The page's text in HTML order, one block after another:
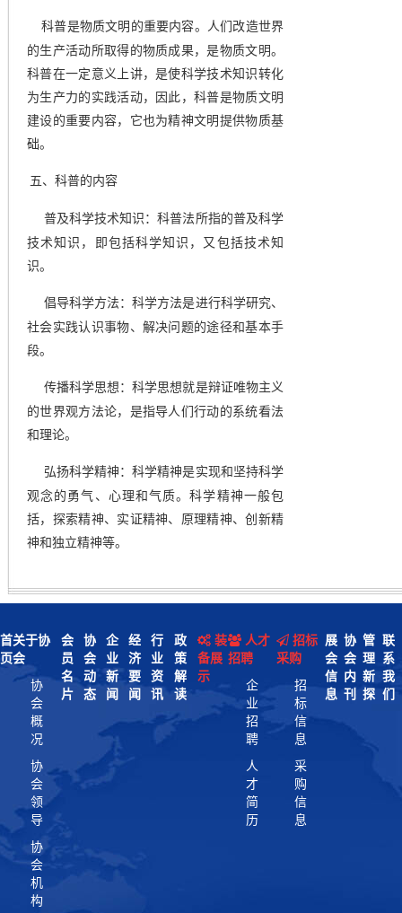
科普是物质文明的重要内容。人们改造世界
的生产活动所取得的物质成果，是物质文明。
科普在一定意义上讲，是使科学技术知识转化
为生产力的实践活动，因此，科普是物质文明
建设的重要内容，它也为精神文明提供物质基
础。
五、科普的内容
普及科学技术知识：科普法所指的普及科学
技术知识，即包括科学知识，又包括技术知
识。
倡导科学方法：科学方法是进行科学研究、
社会实践认识事物、解决问题的途径和基本手
段。
传播科学思想：科学思想就是辩证唯物主义
的世界观方法论，是指导人们行动的系统看法
和理论。
弘扬科学精神：科学精神是实现和坚持科学
观念的勇气、心理和气质。科学精神一般包
括，探索精神、实证精神、原理精神、创新精
神和独立精神等。
首
页
关于协
会
协
会
概
况
协
会
领
导
协
会
机
构
会
员
名
片
协
会
动
态
企
业
新
闻
经
济
要
闻
行
业
资
讯
政
策
解
读
装
备展
示
人才
招聘
企
业
招
聘
人
才
简
历
招标
采购
招
标
信
息
采
购
信
息
展
会
信
息
协
会
内
刊
管
理
新
探
联
系
我
们